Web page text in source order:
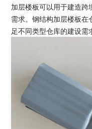
加层楼板可以用于建造
需求。钢结构加层楼板
足不同类型仓库的建设需